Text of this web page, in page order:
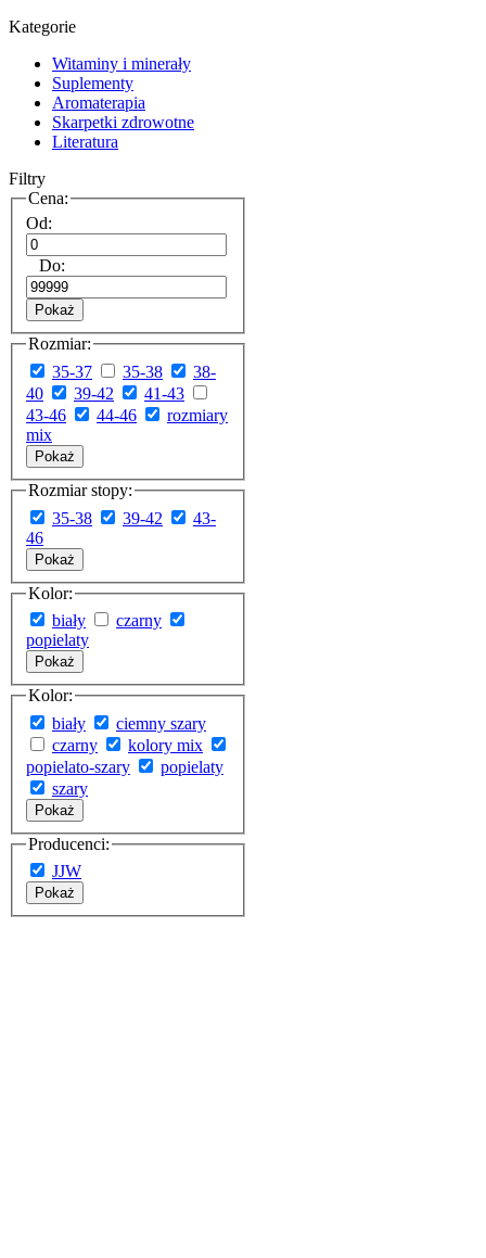
Kategorie
Witaminy i minerały
Suplementy
Aromaterapia
Skarpetki zdrowotne
Literatura
Filtry
Cena:
Od:
Do:
Pokaż
Rozmiar:
35-37
35-38
38-
40
39-42
41-43
43-46
44-46
rozmiary
mix
Pokaż
Rozmiar stopy:
35-38
39-42
43-
46
Pokaż
Kolor:
biały
czarny
popielaty
Pokaż
Kolor:
biały
ciemny szary
czarny
kolory mix
popielato-szary
popielaty
szary
Pokaż
Producenci:
JJW
Pokaż